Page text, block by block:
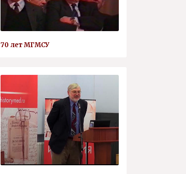
70 лет МГМСУ